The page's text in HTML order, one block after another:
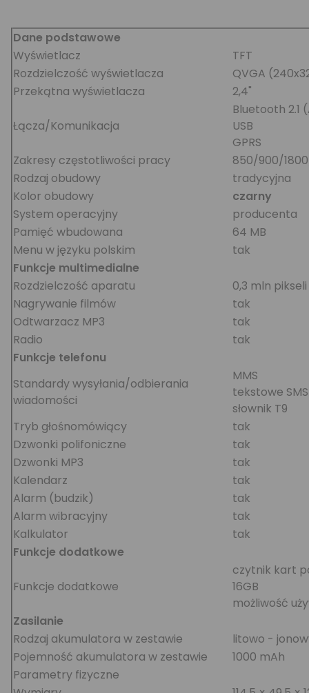
Dane podstawowe
Wyświetlacz
TFT
Rozdzielczość wyświetlacza
QVGA
Przekątna wyświetlacza
2,4"
Łącza/Komunikacja
Bluetooth 2.1
USB
GPRS
Zakresy częstotliwości pracy
850/900/
Rodzaj obudowy
tradycyjna
Kolor obudowy
czarny
System operacyjny
producenta
Pamięć wbudowana
64 MB
Menu w języku polskim
tak
Funkcje multimedialne
Rozdzielczość aparatu
0,3 mln pikseli
Nagrywanie filmów
tak
Odtwarzacz MP3
tak
Radio
tak
Funkcje telefonu
Standardy wysyłania/odbierania
wiadomości
MMS
tekstowe SMS
słownik T9
Tryb głośnomówiący
tak
Dzwonki polifoniczne
tak
Dzwonki MP3
tak
Kalendarz
tak
Alarm (budzik)
tak
Alarm wibracyjny
tak
Kalkulator
tak
Funkcje dodatkowe
Funkcje dodatkowe
czytnik kart
16GB
możliwość
Zasilanie
Rodzaj akumulatora w zestawie
litowo -
Pojemność akumulatora w zestawie
1000 mAh
Parametry fizyczne